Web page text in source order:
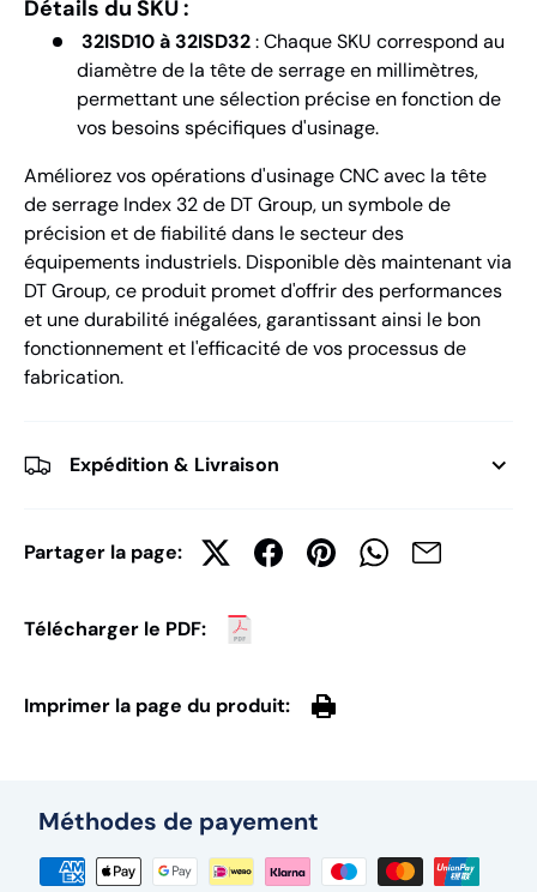
Détails du SKU :
32ISD10 à 32ISD32: Chaque SKU correspond au
diamètre de la tête de serrage en millimètres,
permettant une sélection précise en fonction de
vos besoins spécifiques d'usinage.
Améliorez vos opérations d'usinage CNC avec la tête
de serrage Index 32 de DT Group, un symbole de
précision et de fiabilité dans le secteur des
équipements industriels. Disponible dès maintenant via
DT Group, ce produit promet d'offrir des performances
et une durabilité inégalées, garantissant ainsi le bon
fonctionnement et l'efficacité de vos processus de
fabrication.
Expédition & Livraison
Partager la page:
Télécharger le PDF:
Imprimer la page du produit:
Méthodes de payement